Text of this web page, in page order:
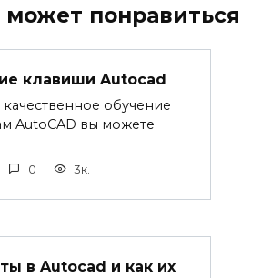
понравиться
клавиши Autocad
обучение
AutoCAD вы можете
0 3к.
в Autocad и как их